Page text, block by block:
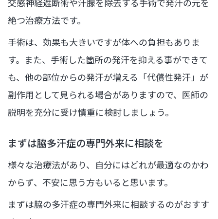
絶つ治療方法です。
手術は、効果も大きいですが体への負担もありま
す。また、手術した箇所の発汗を抑える事ができて
も、他の部位からの発汗が増える「代償性発汗」が
副作用として見られる場合がありますので、医師の
説明を充分に受け慎重に検討しましょう。
まずは脇多汗症の専門外来に相談を
様々な治療法があり、自分にはどれが最適なのかわ
からず、不安に思う方もいると思います。
まずは脇の多汗症の専門外来に相談するのがおすす